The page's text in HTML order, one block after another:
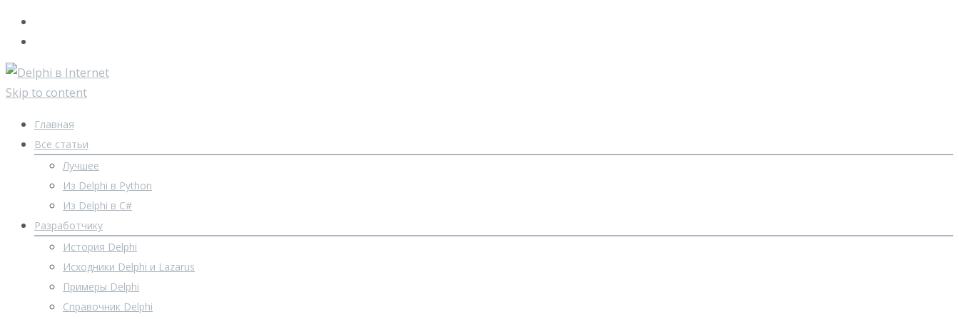
Skip to content
Главная
Все статьи
Лучшее
Из Delphi в Python
Из Delphi в C#
Разработчику
История Delphi
Исходники Delphi и Lazarus
Примеры Delphi
Справочник Delphi